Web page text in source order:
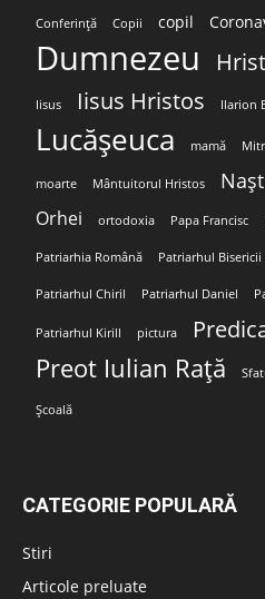
Conferință Copii copil
Dumnezeu
Iisus Iisus Hristos Ilarion
Lucășeuca mamă
moarte Mântuitorul Hristos
Orhei ortodoxia Papa Francisc
Patriarhia Română Patriarhul
Patriarhul Chiril Patriarhul Daniel
Patriarhul Kirill pictura
Preot Iulian Rață
Școală
CATEGORIE POPULARĂ
Stiri
Articole preluate